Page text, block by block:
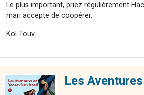
Le plus important, priez régulièrement
mari accepte de coopérer.
Kol Touv.
Les